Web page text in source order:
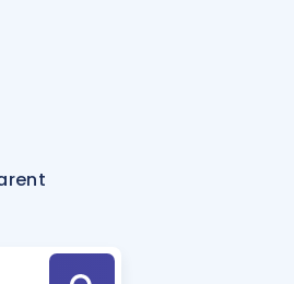
Hesaplama Aracı
için Öneriler
Tek Takvimde
Hoca ile seni sınava hazırlayacak